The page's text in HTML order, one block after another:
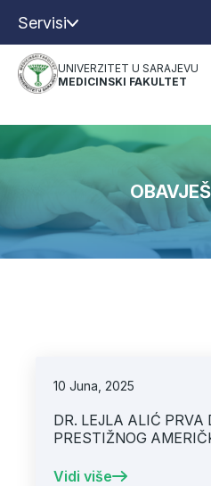
Servisi
UNIVERZITET U SARAJEVU
MEDICINSKI FAKULTET
10 Juna, 2025
DR. LEJLA ALIĆ PRVA
PRESTIŽNOG
SAD-A
Vidi više